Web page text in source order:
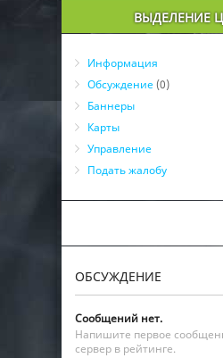
ВЫДЕЛЕНИЕ
Информация
Обсуждение (0)
Баннеры
Карты
Управление
Подать жалобу
ОБСУЖДЕНИЕ
Сообщений нет.
Напишите первое
сервер в рейтинге.